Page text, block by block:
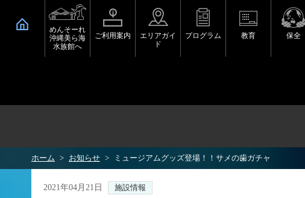
めんそーれ
沖縄美ら海
水族館へ
ご利用案内
エリアガイ
ド
プログラム 教育 保全
ホーム お知らせ ミュージアムグッズ登場！！サメの歯ガチャ
2021年04月21日 施設情報